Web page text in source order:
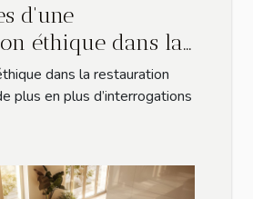
d'une
éthique dans la
rapide
dans la restauration
plus en plus d’interrogations